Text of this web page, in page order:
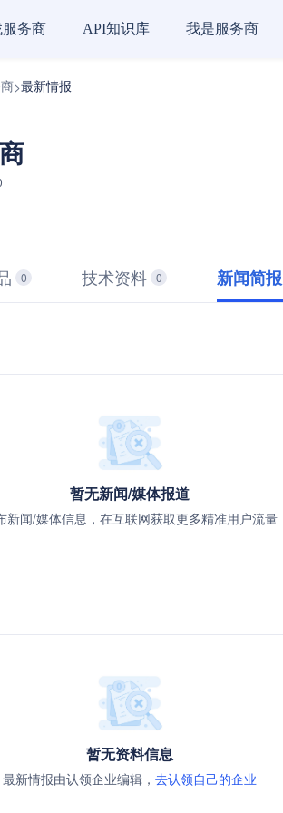
服务商 API知识库 我是服务商
>最新情报
0 技术资料 0 新闻简报
暂无新闻/媒体报道
新闻/媒体信息，在互联网获取更多精准用户流量
暂无资料信息
最新情报由认领企业编辑， 去认领自己的企业